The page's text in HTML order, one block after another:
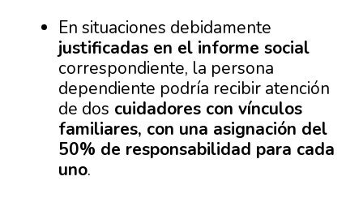
En situaciones debidamente
justificadas en el informe social
correspondiente, la persona
dependiente podría recibir atención
de dos cuidadores con vínculos
familiares, con una asignación del
50% de responsabilidad para cada
uno.